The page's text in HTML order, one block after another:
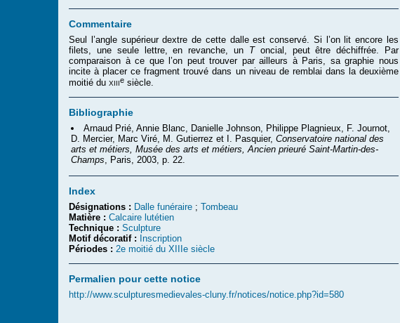
Commentaire
Seul l’angle supérieur dextre de cette dalle est conservé. Si l’on lit encore les
filets, une seule lettre, en revanche, un Toncial, peut être déchiffrée. Par
comparaison à ce que l’on peut trouver par ailleurs à Paris, sa graphie nous
incite à placer ce fragment trouvé dans un niveau de remblai dans la deuxième
moitié du xiiie siècle.
Bibliographie
Arnaud Prié, Annie Blanc, Danielle Johnson, Philippe Plagnieux, F. Journot,
D. Mercier, Marc Viré, M. Gutierrez et I. Pasquier, Conservatoire national des
arts et métiers, Musée des arts et métiers, Ancien prieuré Saint-Martin-des-
Champs , Paris, 2003, p. 22.
Index
Désignations : Dalle funéraire ; Tombeau
Matière : Calcaire lutétien
Technique : Sculpture
Motif décoratif : Inscription
Périodes : 2e moitié du XIIIe siècle
Permalien pour cette notice
http://www.sculpturesmedievales-cluny.fr/notices/notice.php?id=580